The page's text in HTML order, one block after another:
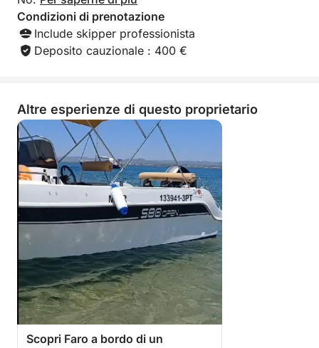
Condizioni di prenotazione
Include skipper professionista
Deposito cauzionale : 400 €
Altre esperienze di questo proprietario
Scopri Faro a bordo di un